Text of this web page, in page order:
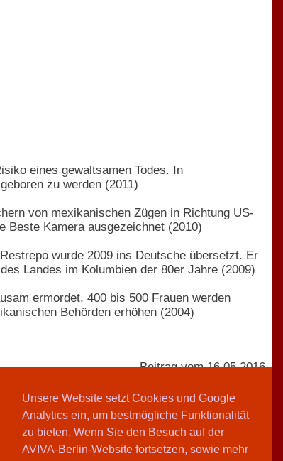
Unsere Website setzt Cookies und Google
Analytics ein, um bestmögliche Funktionalität
zu bieten. Wenn Sie den Besuch auf der
AVIVA-Berlin-Website fortsetzen, sowie mehr
eines gewaltsamen Todes. In
zu werden (2011)
von mexikanischen Zügen in Richtung US-
Beste Kamera ausgezeichnet (2010)
wurde 2009 ins Deutsche übersetzt. Er
Landes im Kolumbien der 80er Jahre (2009)
ermordet. 400 bis 500 Frauen werden
Behörden erhöhen (2004)
Beitrag vom 16.05.2016
AVIVA-Redaktion
Teilen